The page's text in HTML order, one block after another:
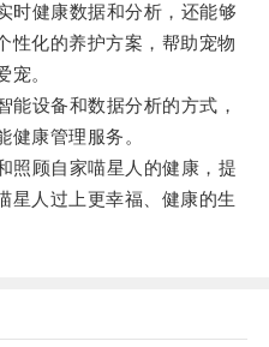
健康数据和分析，还能够
性化的养护方案，帮助宠物
宠。
设备和数据分析的方式，
健康管理服务。
顾自家喵星人的健康，提
星人过上更幸福、健康的生